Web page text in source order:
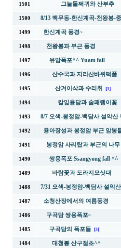
1501 그늘돌쩌귀와 산부추
1500 8/13 백무동-한신계곡-천왕봉-
1499 한신계곡 풍경~
1498 천왕봉과 부근 풍경
1497 유암폭포^^ Yuam fall
1496 산수국과 지리산바위떡풀
1495 산겨이삭과 수리취 [1]
1494 칼잎용담과 술패랭이꽃
1493 8/7 오색-봉정암-백담사 설악산
1492 용아장성과 봉정암 부근 암봉
1491 봉정암 사리탑과 부근의 나무
1490 쌍용폭포 Ssangyong fall ^^
1489 바람꽃과 도라지모싯대
1488 7/31 오색-봉정암-백담사 설악
1487 소청산장에서의 여름풍경
1486 구곡담 쌍용폭포~
1485 구곡담의 폭포들 [3]
1484 대청봉 산구절초^^